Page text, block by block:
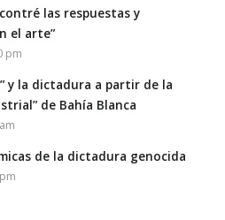
las respuestas y
el arte”
pm
y la dictadura a partir de la
de Bahía Blanca
de la dictadura genocida